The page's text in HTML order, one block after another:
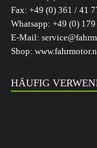
Fax: +49 (0) 361 / 41
Whatsapp: +49 (0)
E-Mail:
Shop:
HÄUFIG